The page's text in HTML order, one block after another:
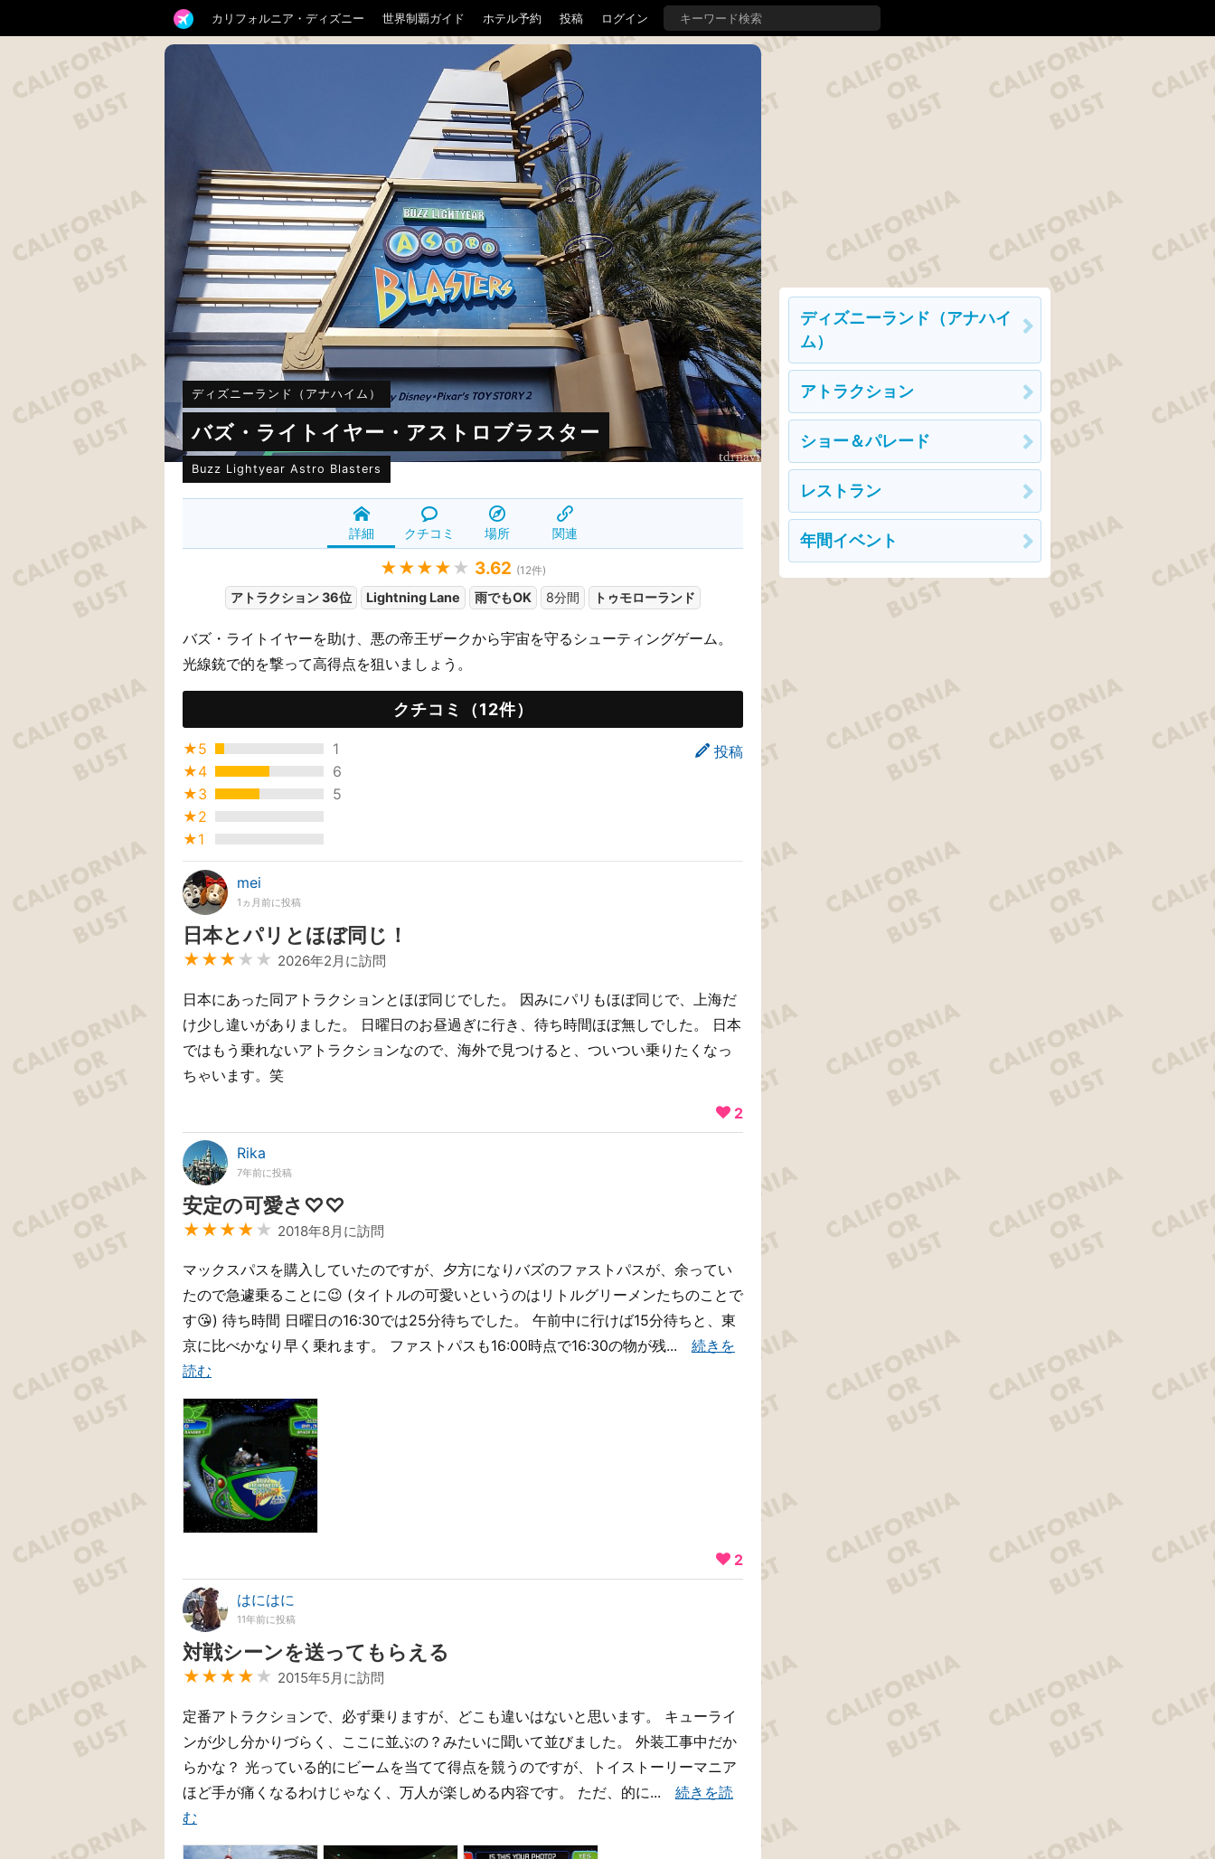
カリフォルニア・ディズニー 世界制覇ガイド ホテル予約 投稿 ログイン
ディズニーランド（アナハイム）
バズ・ライトイヤー・アストロブラスター
Buzz Lightyear Astro Blasters
詳細 クチコミ 場所 関連
★★★★ ★ 3.62 (12件)
アトラクション 36位 Lightning Lane 雨でもOK 8分間 トゥモローランド
バズ・ライトイヤーを助け、悪の帝王ザークから宇宙を守るシューティングゲーム。
光線銃で的を撃って高得点を狙いましょう。
クチコミ（12件）
投稿
★5
1
★4
6
★3
5
★2
★1
mei
1ヵ月前に投稿
日本とパリとほぼ同じ！
★★★ ★★ 2026年2月に訪問
日本にあった同アトラクションとほぼ同じでした。 因みにパリもほぼ同じで、上海だ
け少し違いがありました。 日曜日のお昼過ぎに行き、待ち時間ほぼ無しでした。 日本
ではもう乗れないアトラクションなので、海外で見つけると、ついつい乗りたくなっ
ちゃいます。笑
2
Rika
7年前に投稿
安定の可愛さ♡♡
★★★★ ★ 2018年8月に訪問
マックスパスを購入していたのですが、夕方になりバズのファストパスが、余ってい
たので急遽乗ることに😉 (タイトルの可愛いというのはリトルグリーメンたちのことで
す😘) 待ち時間 日曜日の16:30では25分待ちでした。 午前中に行けば15分待ちと、東
京に比べかなり早く乗れます。 ファストパスも16:00時点で16:30の物が残... 続きを
読む
2
はにはに
11年前に投稿
対戦シーンを送ってもらえる
★★★★ ★ 2015年5月に訪問
定番アトラクションで、必ず乗りますが、どこも違いはないと思います。 キューライ
ンが少し分かりづらく、ここに並ぶの？みたいに聞いて並びました。 外装工事中だか
らかな？ 光っている的にビームを当てて得点を競うのですが、トイストーリーマニア
ほど手が痛くなるわけじゃなく、万人が楽しめる内容です。 ただ、的に... 続きを読
む
ディズニーランド（アナハイ
ム）
アトラクション
ショー＆パレード
レストラン
年間イベント